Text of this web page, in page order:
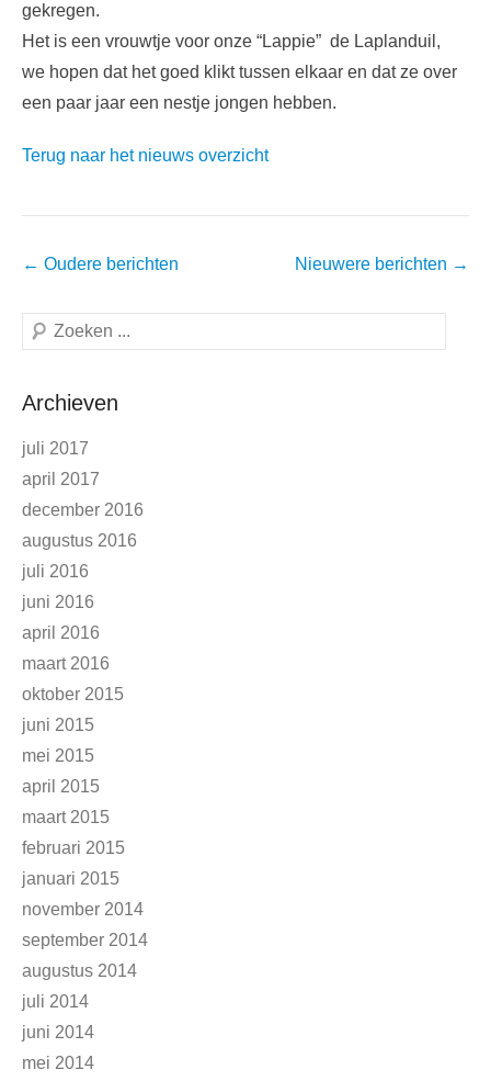
gekregen.
Het is een vrouwtje voor onze “Lappie” de Laplanduil,
we hopen dat het goed klikt tussen elkaar en dat ze over
een paar jaar een nestje jongen hebben.
Terug naar het nieuws overzicht
Berichtnavigatie
← Oudere berichten Nieuwere berichten →
Zoeken
Archieven
juli 2017
april 2017
december 2016
augustus 2016
juli 2016
juni 2016
april 2016
maart 2016
oktober 2015
juni 2015
mei 2015
april 2015
maart 2015
februari 2015
januari 2015
november 2014
september 2014
augustus 2014
juli 2014
juni 2014
mei 2014